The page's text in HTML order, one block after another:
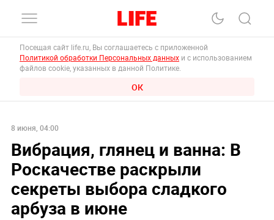
Посещая сайт life.ru, Вы соглашаетесь с приложенной
Политикой обработки Персональных данных и с использованием
файлов cookie, указанных в данной Политике.
ОК
8 июня, 04:00
Вибрация, глянец и ванна: В
Роскачестве раскрыли
секреты выбора сладкого
арбуза в июне